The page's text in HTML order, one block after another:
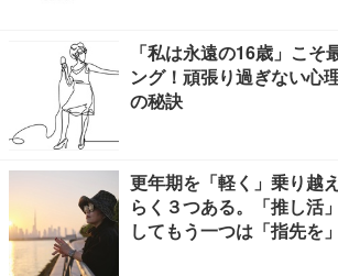
「私は永遠の16歳」こ
ング！頑張り過ぎない心
の秘訣
更年期を「軽く」乗り越
らく３つある。「推し活
してもう一つは「指先を